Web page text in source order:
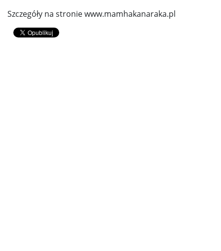
Szczegóły na stronie www.mamhakanaraka.pl